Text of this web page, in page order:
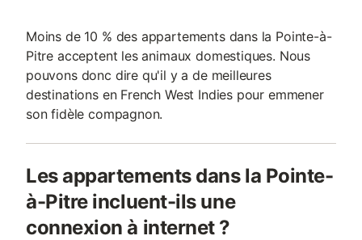
Moins de 10 % des appartements dans la Pointe-à-
Pitre acceptent les animaux domestiques. Nous
pouvons donc dire qu'il y a de meilleures
destinations en French West Indies pour emmener
son fidèle compagnon.
Les appartements dans la Pointe-
à-Pitre incluent-ils une
connexion à internet ?